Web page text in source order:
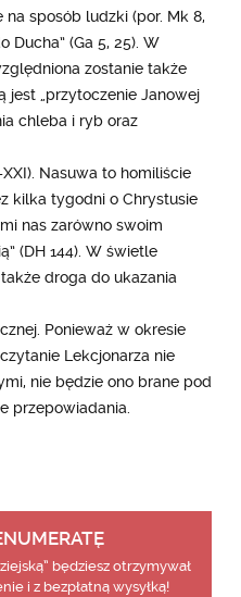
sposób ludzki (por. Mk 8,
Ducha” (Ga 5, 25). W
zostanie także
jest „przytoczenie Janowej
chleba i ryb oraz
Nasuwa to homiliście
kilka tygodni o Chrystusie
nas zarówno swoim
(DH 144). W świetle
droga do ukazania
Ponieważ w okresie
Lekcjonarza nie
nie będzie ono brane pod
przepowiadania.
będziesz otrzymywał
i z bezpłatną wysyłką!